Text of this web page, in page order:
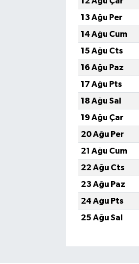
13 Ağu Per
14 Ağu Cum
15 Ağu Cts
16 Ağu Paz
17 Ağu Pts
18 Ağu Sal
19 Ağu Çar
20 Ağu Per
21 Ağu Cum
22 Ağu Cts
23 Ağu Paz
24 Ağu Pts
25 Ağu Sal